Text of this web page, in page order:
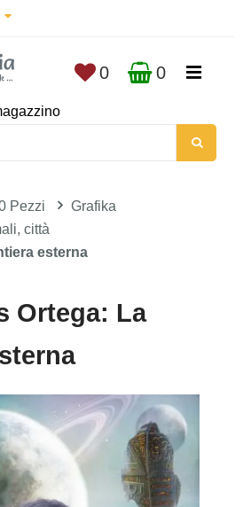
0 0
Pezzi
Grafika
città
esterna
Ortega: La